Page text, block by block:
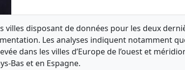
villes disposant de données pour les deux
Les analyses indiquent notamment
dans les villes d’Europe de l’ouest et
Bas et en Espagne.